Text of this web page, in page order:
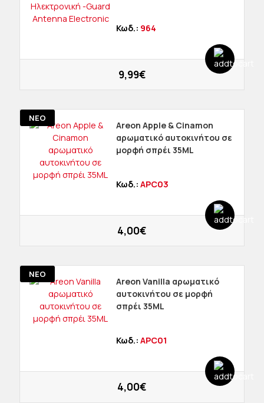
Κωδ.: 964
9,99€
ΝΕΟ
Areon Apple & Cinamon
αρωματικό αυτοκινήτου σε
μορφή σπρέι 35ML
Κωδ.: APC03
4,00€
ΝΕΟ
Areon Vanilla αρωματικό
αυτοκινήτου σε μορφή
σπρέι 35ML
Κωδ.: APC01
4,00€